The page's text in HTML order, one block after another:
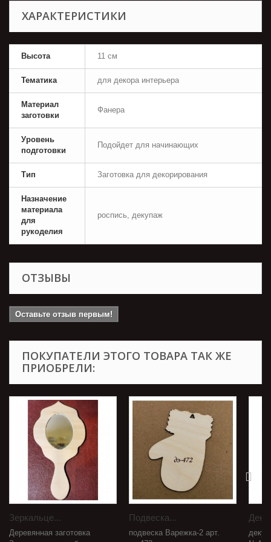
ХАРАКТЕРИСТИКИ
Высота 11 см
Тематика для декора интерьера
Материал
заготовки
Фанера
Уровень
подготовки
Подойдет для начинающих
Тип Заготовка для декорирования
Назначение
материала
для
рукоделия
роспись, декупаж
ОТЗЫВЫ
Оставьте отзыв первым!
ПОКУПАТЕЛИ ЭТОГО ТОВАРА ТАК ЖЕ
ПРИОБРЕЛИ:
Зеркальце...
Деревянная заготовка
Подвеска...
подвеска Варежка-2 арт.